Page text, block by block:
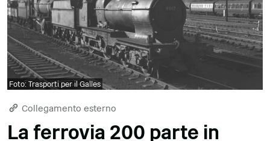
Foto: Trasporti per il Galles
Collegamento esterno
La ferrovia 200 parte in